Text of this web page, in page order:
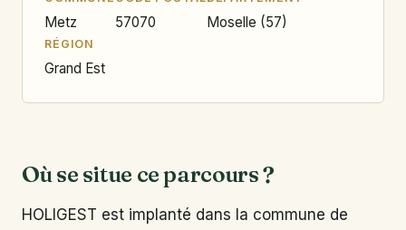
Metz 57070 Moselle (57)
RÉGION
Grand Est
Où se situe ce parcours ?
HOLIGEST est implanté dans la commune de